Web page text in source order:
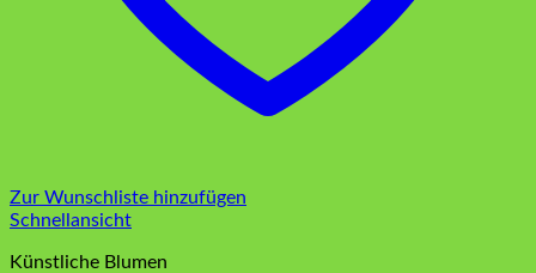
Zur Wunschliste hinzufügen
Schnellansicht
Künstliche Blumen